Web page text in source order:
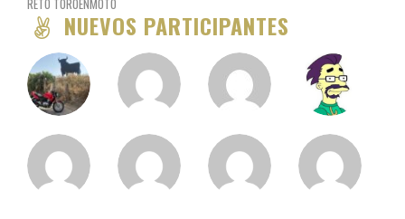
RETO TOROENMOTO
NUEVOS PARTICIPANTES